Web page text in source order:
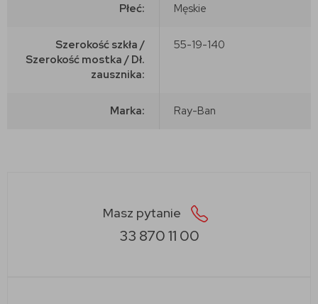
Płeć: Męskie
Szerokość szkła /
Szerokość mostka / Dł.
zausznika:
55-19-140
Marka: Ray-Ban
Masz pytanie
33 870 11 00